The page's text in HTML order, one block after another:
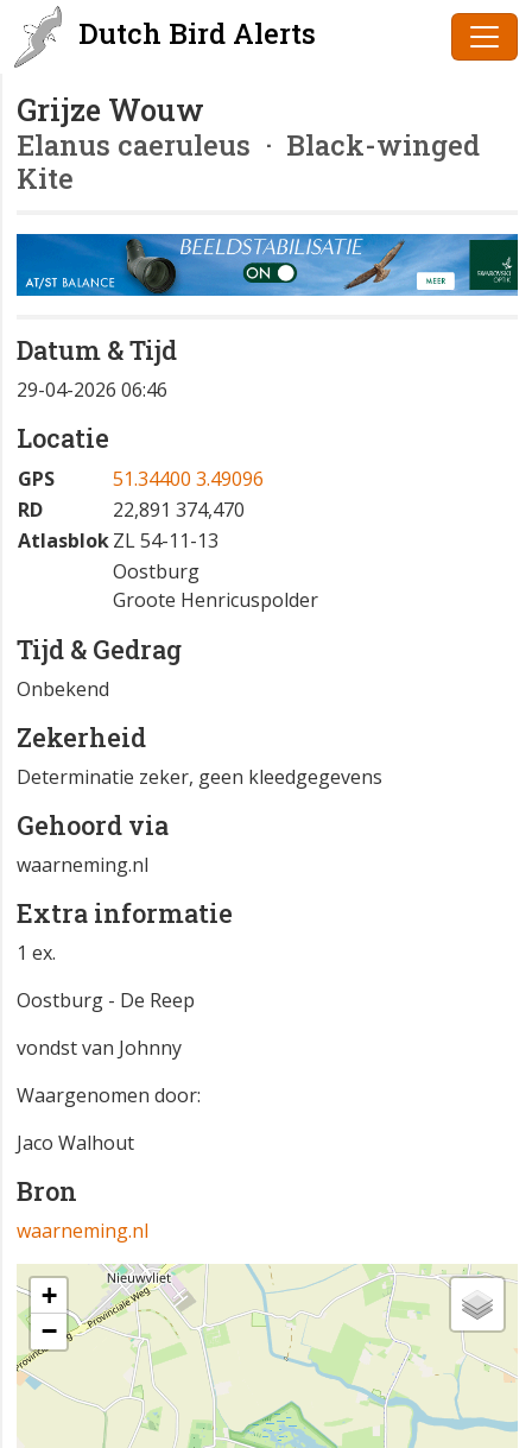
Dutch Bird Alerts
Grijze Wouw
Elanus caeruleus · Black-winged
Kite
Datum & Tijd
29-04-2026 06:46
Locatie
GPS
51.34400 3.49096
RD
22,891 374,470
AtlasblokZL 54-11-13
Oostburg
Groote Henricuspolder
Tijd & Gedrag
Onbekend
Zekerheid
Determinatie zeker, geen kleedgegevens
Gehoord via
waarneming.nl
Extra informatie
1 ex.
Oostburg - De Reep
vondst van Johnny
Waargenomen door:
Jaco Walhout
Bron
waarneming.nl
+
−